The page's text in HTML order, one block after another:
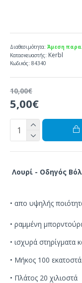
5,00€
10,00€
Διαθεσιμότητα: Άμεση
Κατασκευαστής: Kerbl
Κωδικός: 84340
Λουρί - Οδηγός
• απο υψηλής
• ραμμένη
• ισχυρά στηρίγματα
• Μήκος 100 εκατοστά
• Πλάτος 20 χιλιοστά